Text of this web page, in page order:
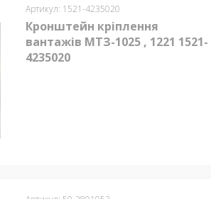
Артикул: 1521-4235020
Кронштейн кріплення
вантажів МТЗ-1025 , 1221 1521-
4235020